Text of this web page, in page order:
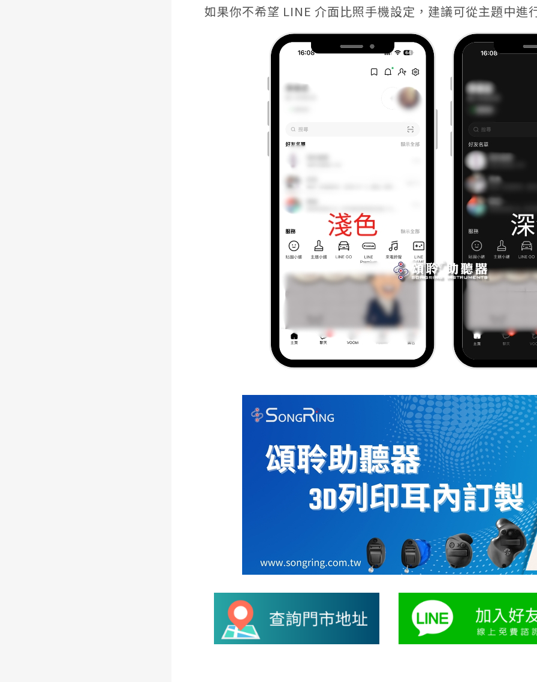
如果你不希望 LINE 介面比照手機設定，建議可從主題中進